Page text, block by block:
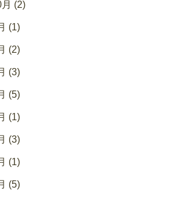
(2)
(1)
(2)
(3)
(5)
(1)
(3)
(1)
(5)